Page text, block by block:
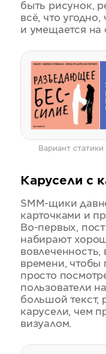
быть рисунок,
всё, что
и умещается на
Вариант
Карусели с
SMM-щики
карточками и
Во-первых,
набирают
времени, чтобы
просто
пользователи
большой текст,
карусели, чем
визуалом.